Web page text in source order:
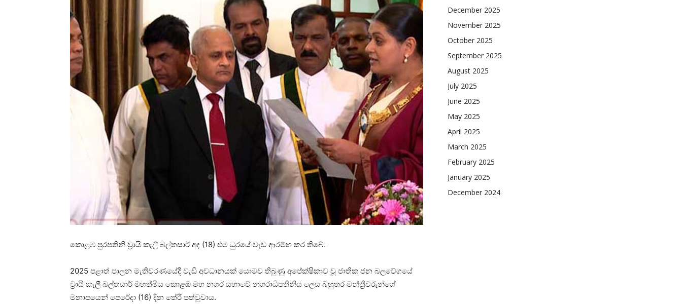
කොළඹ පුරපතිනි ව්‍රායි කැලි බල්තසාර් අද (18) එම ධුරයේ වැඩ ආරම්භ කර තිබේ.
2025 පළාත් පාලන මැතිවරණයේදී වැඩි අවධානයක් යොමව තිබුණු අපේක්ෂිකාව වූ ජාතික ජන බලවේගයේ
ව්‍රායි කැලී බල්තසාර් මහත්මිය කොළඹ මහ නගර සභාවේ නගරාධිපතිනිය ලෙස බහුතර මන්ත්‍රීවරුන්ගේ
මනාපයෙන් පෙරේදා (16) දින තේරී පත්වූවාය.
December 2025
November 2025
October 2025
September 2025
August 2025
July 2025
June 2025
May 2025
April 2025
March 2025
February 2025
January 2025
December 2024